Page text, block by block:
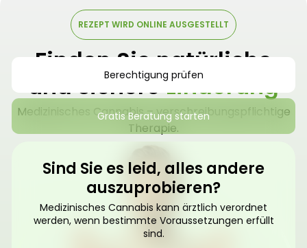
REZEPT WIRD ONLINE AUSGESTELLT
Finden Sie natürliche
und sichereLinderung
Medizinisches Cannabis – verschreibungspflichtige
Therapie.
Berechtigung prüfen
Gratis Beratung starten
Sind Sie es leid, alles andere
auszuprobieren?
Medizinisches Cannabis kann ärztlich verordnet
werden, wenn bestimmte Voraussetzungen erfüllt
sind.